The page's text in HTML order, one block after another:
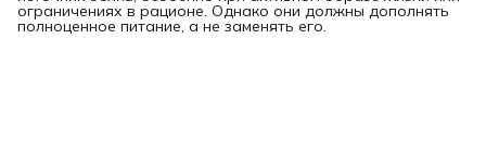
ограничениях в рационе. Однако они должны дополнять
полноценное питание, а не заменять его.